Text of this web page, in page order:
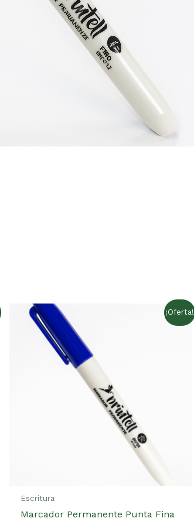
¡Oferta!
Escritura
Marcador Permanente Punta Fina